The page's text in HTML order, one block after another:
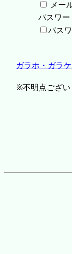
メー
パスワー
パス
ガラホ・ガラ
※不明点ござい